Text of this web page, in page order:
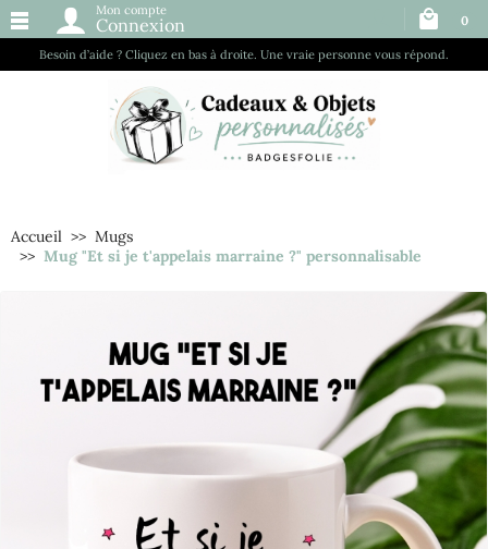
Besoin d’aide ? Cliquez en bas à droite. Une vraie personne vous répond.
Mon compte
Connexion 0
Accueil
Mugs
Mug "Et si je t'appelais marraine ?" personnalisable